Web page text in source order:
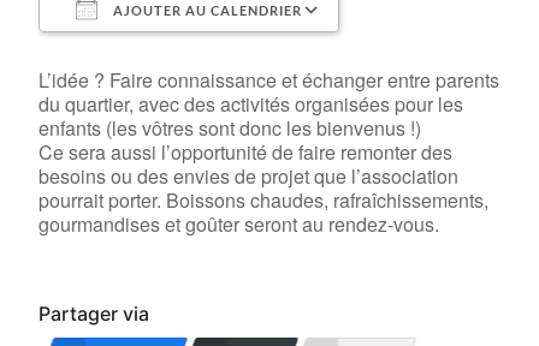
AJOUTER AU CALENDRIER
L’idée ? Faire connaissance et échanger entre parents
du quartier, avec des activités organisées pour les
enfants (les vôtres sont donc les bienvenus !)
Ce sera aussi l’opportunité de faire remonter des
besoins ou des envies de projet que l’association
pourrait porter. Boissons chaudes, rafraîchissements,
gourmandises et goûter seront au rendez-vous.
Partager via